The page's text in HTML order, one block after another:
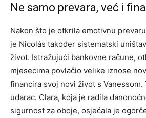
Ne samo prevara, već i
Nakon što je otkrila emotivnu
je Nicolás također sistematski
život. Istražujući bankovne račune,
mjesecima povlačio velike iznose
financira svoj novi život s Vanessom.
udarac. Clara, koja je radila
sigurnost za oboje, osjećala je